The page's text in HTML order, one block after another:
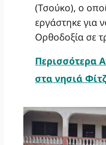
(Τσούκο), ο
εργάστηκε για
Ορθοδοξία σε
Περισσότερα
στα νησιά